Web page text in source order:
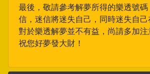
最後，敬請參考解夢所得的樂透號
信，迷信將迷失自己，同時迷失自己
對於樂透解夢並不有益，尚請多加注
祝您好夢發大財！